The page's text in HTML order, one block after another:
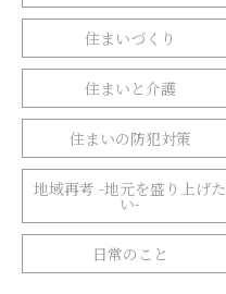
住まいづくり
住まいと介護
住まいの防犯対策
地域再考 -地元を盛り上げた
い-
日常のこと